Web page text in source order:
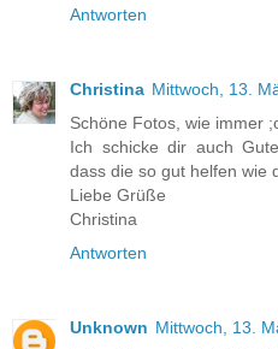
Antworten
Christina Mittwoch, 13.
Schöne Fotos, wie immer
Ich schicke dir auch
dass die so gut helfen wie
Liebe Grüße
Christina
Antworten
Unknown Mittwoch, 13.